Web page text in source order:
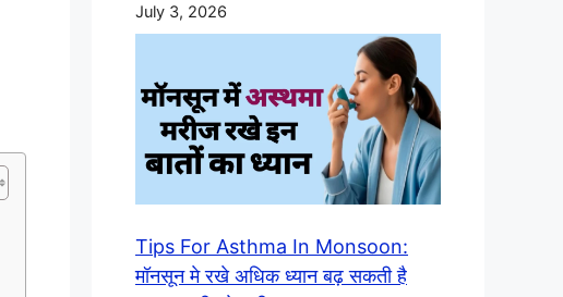
July 3, 2026
Tips For Asthma In Monsoon:
मॉनसून मे रखे अधिक ध्यान बढ़ सकती है